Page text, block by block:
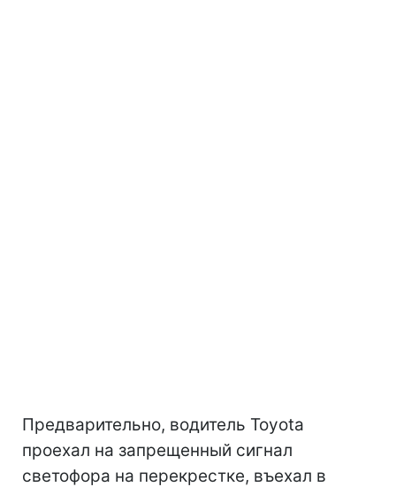
Предварительно, водитель Toyota
проехал на запрещенный сигнал
светофора на перекрестке, въехал в